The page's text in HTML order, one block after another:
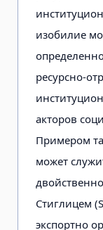
изобилие
ресурсно-
акторов
Примером
может
Стиглицем
экспортно